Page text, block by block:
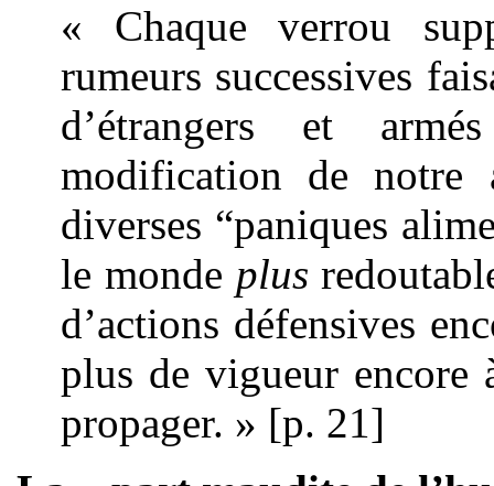
« Chaque verrou
rumeurs successives
d’étrangers et
modification de notre
diverses “paniques
le monde plus
d’actions défensives
plus de vigueur encore
propager. » [p. 21]